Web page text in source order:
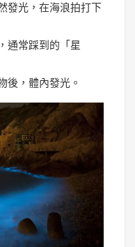
發光，在海浪拍打下
通常踩到的「星
後，體內發光。